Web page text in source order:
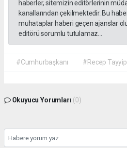
haberler, sitemizin editörlerinin
kanallarından çekilmektedir. Bu
muhataplar haberi geçen ajanslar
editörü sorumlu tutulamaz...
#Cumhurbaşkanı #Recep
Okuyucu Yorumları (0)